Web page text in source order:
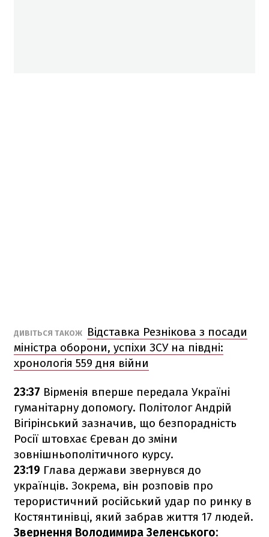
ДИВІТЬСЯ ТАКОЖ
Відставка Резнікова з посади
міністра оборони, успіхи ЗСУ на півдні:
хронологія 559 дня війни
23:37 Вірменія вперше передала Україні
гуманітарну допомогу. Політолог Андрій
Вігірінський зазначив, що безпорадність
Росії штовхає Єреван до зміни
зовнішньополітичного курсу.
23:19 Глава держави звернувся до
українців. Зокрема, він розповів про
терористичний російський удар по ринку в
Костянтинівці, який забрав життя 17 людей.
Звернення Володимира Зеленського: